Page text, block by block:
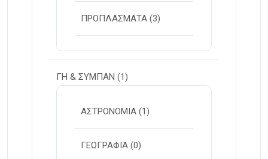
ΠΡΟΠΛΑΣΜΑΤΑ (3)
ΓΗ & ΣΥΜΠΑΝ (1)
ΑΣΤΡΟΝΟΜΙΑ (1)
ΓΕΩΓΡΑΦΙΑ (0)